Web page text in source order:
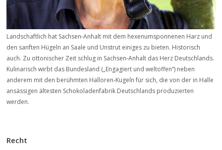
Landschaftlich hat Sachsen-Anhalt mit dem hexenumsponnenen Harz und
den sanften Hügeln an Saale und Unstrut einiges zu bieten. Historisch
auch. Zu ottonischer Zeit schlug in Sachsen-Anhalt das Herz Deutschlands.
Kulinarisch wirbt das Bundesland („Engagiert und weltoffen“) neben
anderem mit den berühmten Halloren-Kugeln für sich, die von der in Halle
ansässigen ältesten Schokoladenfabrik Deutschlands produzierten
werden.
Recht